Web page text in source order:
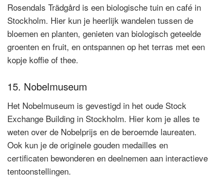
Rosendals Trädgård is een biologische tuin en café in
Stockholm. Hier kun je heerlijk wandelen tussen de
bloemen en planten, genieten van biologisch geteelde
groenten en fruit, en ontspannen op het terras met een
kopje koffie of thee.
15. Nobelmuseum
Het Nobelmuseum is gevestigd in het oude Stock
Exchange Building in Stockholm. Hier kom je alles te
weten over de Nobelprijs en de beroemde laureaten.
Ook kun je de originele gouden medailles en
certificaten bewonderen en deelnemen aan interactieve
tentoonstellingen.